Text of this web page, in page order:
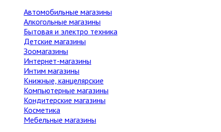
Автомобильные магазины
Алкогольные магазины
Бытовая и электро техника
Детские магазины
Зоомагазины
Интернет-магазины
Интим магазины
Книжные, канцелярские
Компьютерные магазины
Кондитерские магазины
Косметика
Мебельные магазины